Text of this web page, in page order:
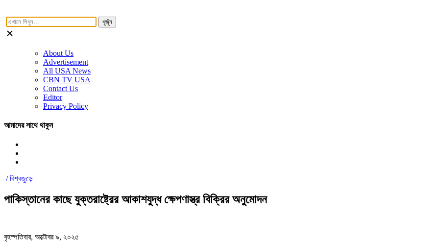
খুজুঁন
About Us
Advertisement
All USA News
CBN TV USA
Contact Us
Editor
Privacy Policy
আমাদের সাথে থাকুন
/বিশ্বজুড়ে
পাকিস্তানের কাছে যুক্তরাষ্ট্রের আকাশযুদ্ধ ক্ষেপণাস্ত্র বিক্রির অনুমোদন
বৃহস্পতিবার, অক্টোবর ৯, ২০২৫